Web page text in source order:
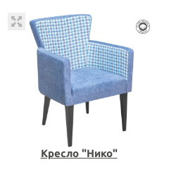
Кресло "Нико"